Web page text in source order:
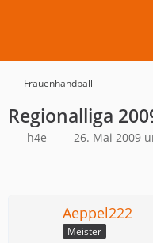
Frauenhandball
Regionalliga
h4e 26. Mai 2009
Aeppel222
Meister